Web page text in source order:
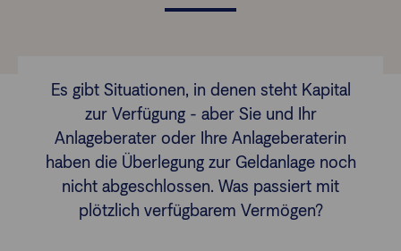
Passwort zurücksetzen
Karriere
Es gibt Situationen, in denen steht Kapital
zur Verfügung - aber Sie und Ihr
Anlageberater oder Ihre Anlageberaterin
haben die Überlegung zur Geldanlage noch
nicht abgeschlossen. Was passiert mit
plötzlich verfügbarem Vermögen?